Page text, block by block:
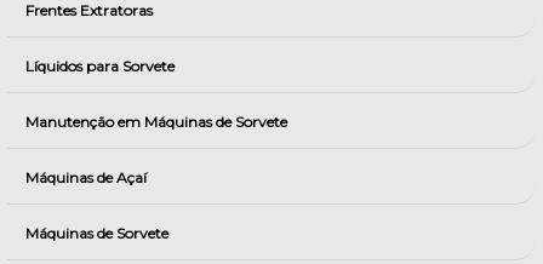
Frentes Extratoras
Líquidos para Sorvete
Manutenção em Máquinas de Sorvete
Máquinas de Açaí
Máquinas de Sorvete